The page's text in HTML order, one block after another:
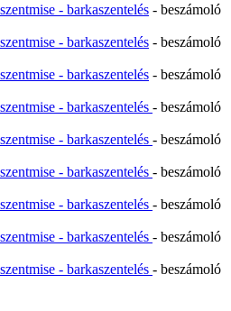
- barkaszentelés - beszámoló
- barkaszentelés - beszámoló
- barkaszentelés - beszámoló
- barkaszentelés - beszámoló
- barkaszentelés - beszámoló
- barkaszentelés - beszámoló
- barkaszentelés - beszámoló
- barkaszentelés - beszámoló
- barkaszentelés - beszámoló